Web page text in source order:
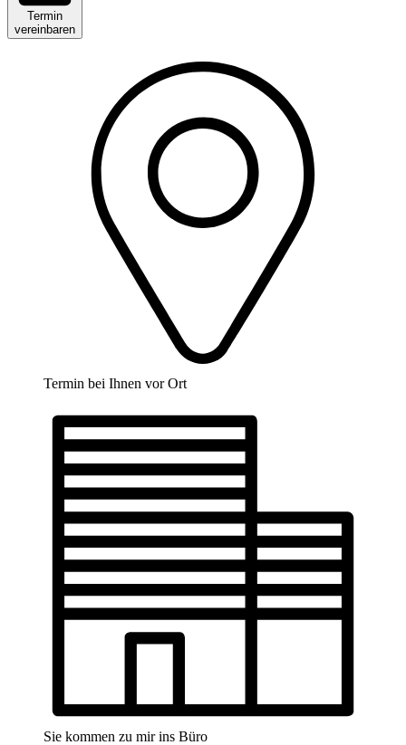
Termin
vereinbaren
Termin bei Ihnen vor Ort
Sie kommen zu mir ins Büro